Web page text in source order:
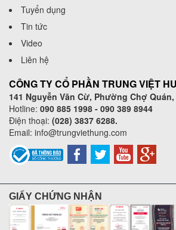
Tuyển dụng
Tin tức
Video
Liên hệ
CÔNG TY CỔ PHẦN TRUNG VIỆT
141 Nguyễn Văn Cừ, Phường Chợ Quán,
Hotline: 090 885 1998 - 090 389 8944
Điện thoại: (028) 3837 6288.
Email: info@trungviethung.com
GIẤY CHỨNG NHẬN